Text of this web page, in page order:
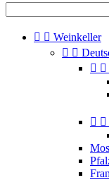
  Weinkeller
 
 
 